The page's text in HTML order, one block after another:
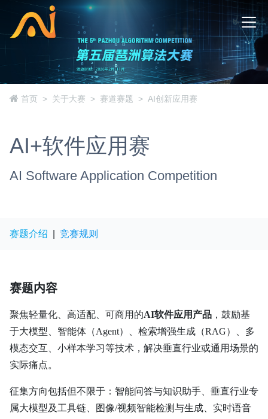
首页 关于大赛 赛道赛题 AI创新应用赛
AI+软件应用赛
AI Software Application Competition
赛题介绍 竞赛规则
赛题内容
聚焦轻量化、高适配、可商用的AI软件应用产品 ，鼓励基
于大模型、智能体（Agent）、检索增强生成（RAG）、多
模态交互、小样本学习等技术，解决垂直行业或通用场景的
实际痛点。
征集方向包括但不限于：智能问答与知识助手、垂直行业专
属大模型及工具链、图像/视频智能检测与生成、实时语音